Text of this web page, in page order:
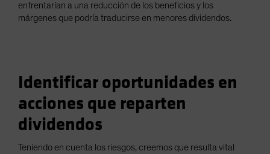
enfrentarían a una reducción de los beneficios y los
márgenes que podría traducirse en menores dividendos.
Identificar oportunidades en
acciones que reparten
dividendos
Teniendo en cuenta los riesgos, creemos que resulta vital